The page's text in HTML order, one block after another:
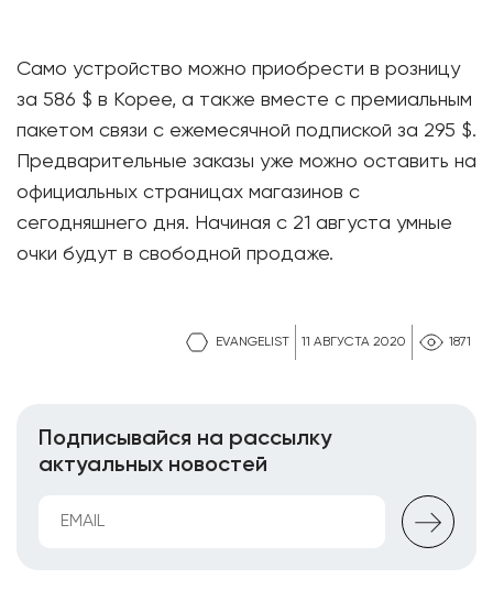
EVANGELIST 11 АВГУСТА 2020 1871
Само устройство можно приобрести в розницу
за 586 $ в Корее, а также вместе с премиальным
пакетом связи с ежемесячной подпиской за 295 $.
Предварительные заказы уже можно оставить на
официальных страницах магазинов с
сегодняшнего дня. Начиная с 21 августа умные
очки будут в свободной продаже.
Подписывайся на рассылку
актуальных новостей